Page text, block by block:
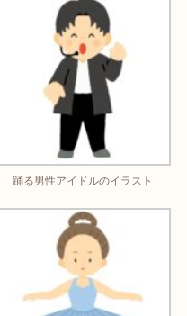
踊る男性アイドルのイラスト